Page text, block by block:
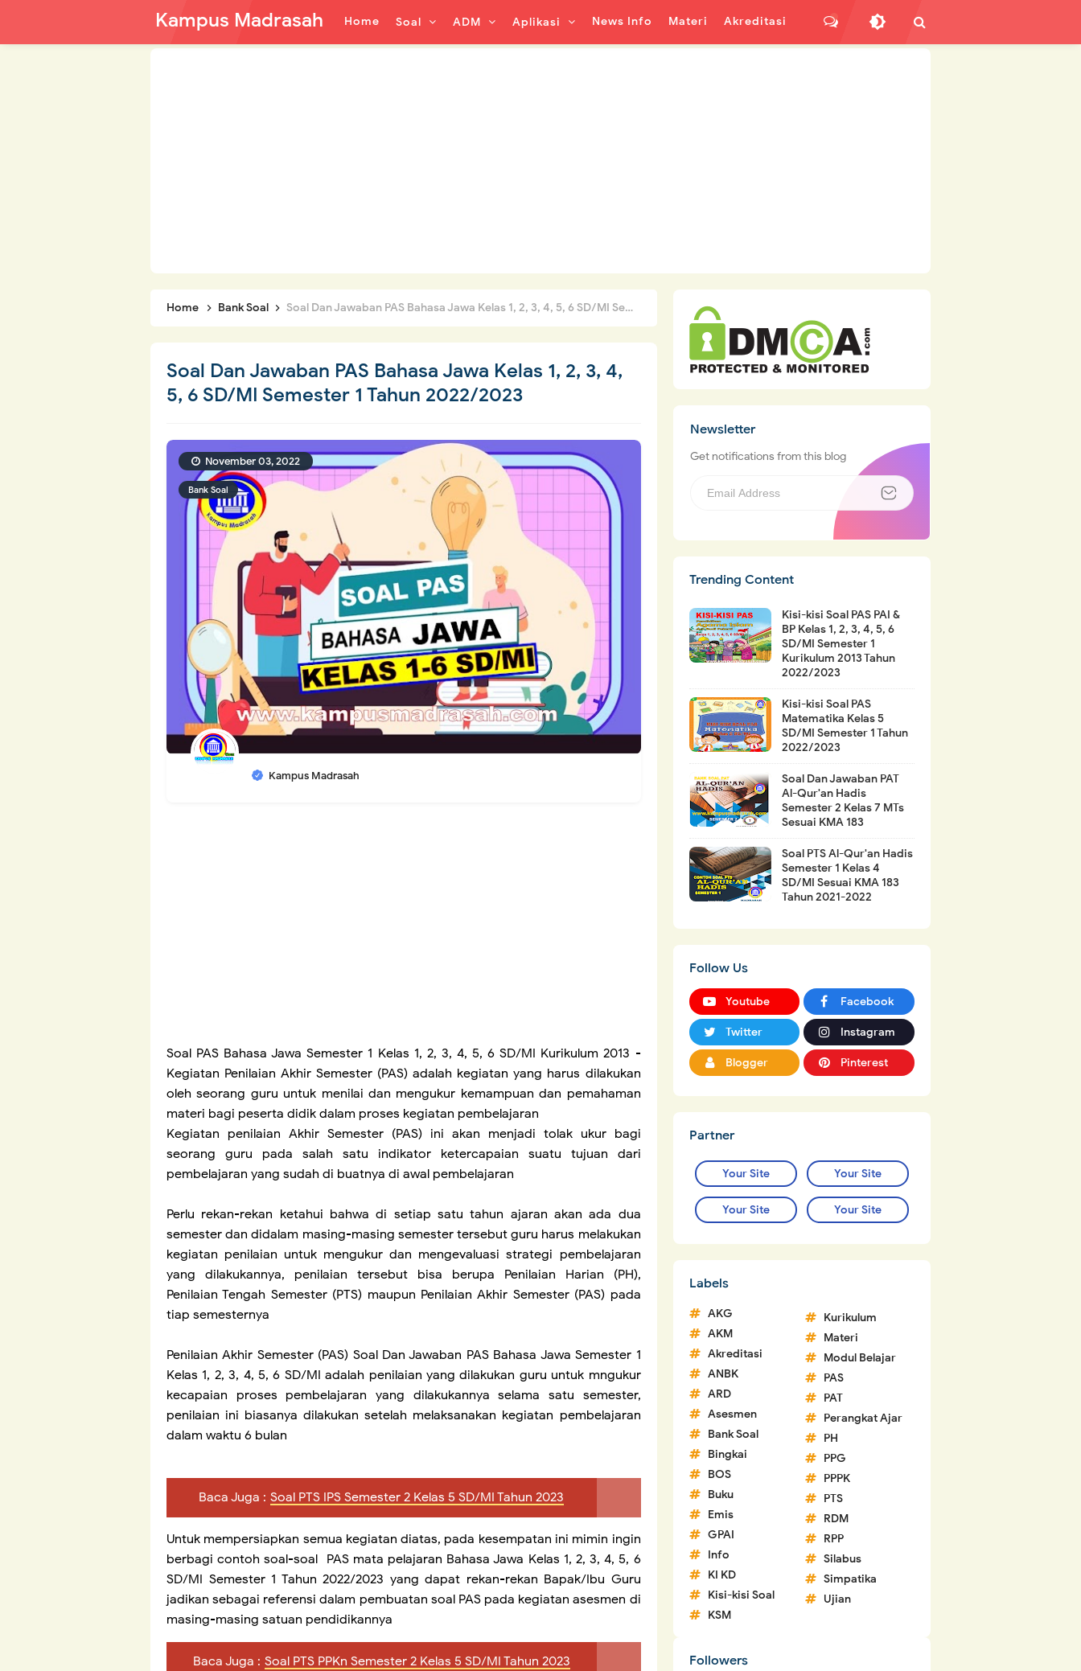
Kampus Madrasah Home Soal ADM Aplikasi News Info Materi Akreditasi
Home Bank Soal Soal Dan Jawaban PAS Bahasa Jawa Kelas 1, 2, 3, 4, 5, 6 SD/MI Semester 1 Tahun 2022/2023
Soal Dan Jawaban PAS Bahasa Jawa Kelas 1, 2, 3, 4,
5, 6 SD/MI Semester 1 Tahun 2022/2023
Bank Soal
Kampus Madrasah
November 03, 2022
Soal PAS Bahasa Jawa Semester 1 Kelas 1, 2, 3, 4, 5, 6 SD/MI Kurikulum 2013 -
Kegiatan Penilaian Akhir Semester (PAS) adalah kegiatan yang harus dilakukan
oleh seorang guru untuk menilai dan mengukur kemampuan dan pemahaman
materi bagi peserta didik dalam proses kegiatan pembelajaran
Kegiatan penilaian Akhir Semester (PAS) ini akan menjadi tolak ukur bagi
seorang guru pada salah satu indikator ketercapaian suatu tujuan dari
pembelajaran yang sudah di buatnya di awal pembelajaran
Perlu rekan-rekan ketahui bahwa di setiap satu tahun ajaran akan ada dua
semester dan didalam masing-masing semester tersebut guru harus melakukan
kegiatan penilaian untuk mengukur dan mengevaluasi strategi pembelajaran
yang dilakukannya, penilaian tersebut bisa berupa Penilaian Harian (PH),
Penilaian Tengah Semester (PTS) maupun Penilaian Akhir Semester (PAS) pada
tiap semesternya
Penilaian Akhir Semester (PAS) Soal Dan Jawaban PAS Bahasa Jawa Semester 1
Kelas 1, 2, 3, 4, 5, 6 SD/MI adalah penilaian yang dilakukan guru untuk mngukur
kecapaian proses pembelajaran yang dilakukannya selama satu semester,
penilaian ini biasanya dilakukan setelah melaksanakan kegiatan pembelajaran
dalam waktu 6 bulan
Baca Juga : Soal PTS IPS Semester 2 Kelas 5 SD/MI Tahun 2023
Untuk mempersiapkan semua kegiatan diatas, pada kesempatan ini mimin ingin
berbagi contoh soal-soal PAS mata pelajaran Bahasa Jawa Kelas 1, 2, 3, 4, 5, 6
SD/MI Semester 1 Tahun 2022/2023 yang dapat rekan-rekan Bapak/Ibu Guru
jadikan sebagai referensi dalam pembuatan soal PAS pada kegiatan asesmen di
masing-masing satuan pendidikannya
Baca Juga : Soal PTS PPKn Semester 2 Kelas 5 SD/MI Tahun 2023
Newsletter
Get notifications from this blog
Trending Content
Kisi-kisi Soal PAS PAI &
BP Kelas 1, 2, 3, 4, 5, 6
SD/MI Semester 1
Kurikulum 2013 Tahun
2022/2023
Kisi-kisi Soal PAS
Matematika Kelas 5
SD/MI Semester 1 Tahun
2022/2023
Soal Dan Jawaban PAT
Al-Qur'an Hadis
Semester 2 Kelas 7 MTs
Sesuai KMA 183
Soal PTS Al-Qur'an Hadis
Semester 1 Kelas 4
SD/MI Sesuai KMA 183
Tahun 2021-2022
Follow Us
Youtube Facebook
Twitter Instagram
Blogger Pinterest
Partner
Your Site Your Site
Your Site Your Site
Labels
AKG
AKM
Akreditasi
ANBK
ARD
Asesmen
Bank Soal
Bingkai
BOS
Buku
Emis
GPAI
Info
KI KD
Kisi-kisi Soal
KSM
Kurikulum
Materi
Modul Belajar
PAS
PAT
Perangkat Ajar
PH
PPG
PPPK
PTS
RDM
RPP
Silabus
Simpatika
Ujian
Followers